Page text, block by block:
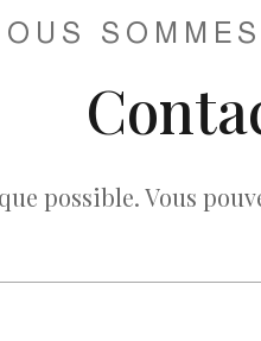
possible. Vous